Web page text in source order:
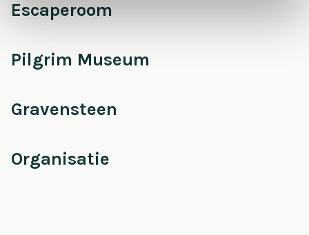
Escaperoom
Pilgrim Museum
Gravensteen
Organisatie